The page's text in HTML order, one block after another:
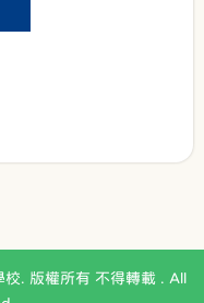
. 版權所有 不得轉載 . All